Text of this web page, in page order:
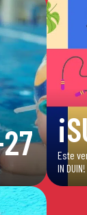
Este
IN DUIN!